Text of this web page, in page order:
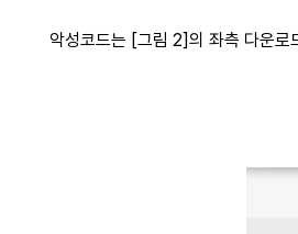
악성코드는 [그림 2]의 좌측 다운로